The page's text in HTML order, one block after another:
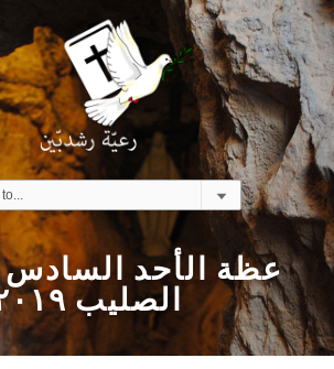
عظة الأحد السادس
الصليب ٢٠١٩